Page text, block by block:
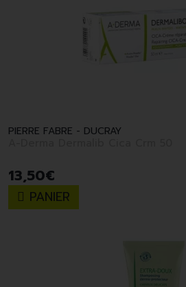
PIERRE FABRE - DUCRAY
13,50€
PANIER